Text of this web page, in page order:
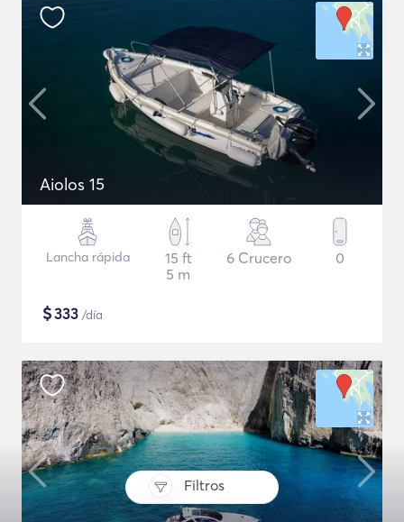
Filtros
Aiolos 15
Lancha rápida
15 ft
5 m
6 Crucero 0
$333 /día